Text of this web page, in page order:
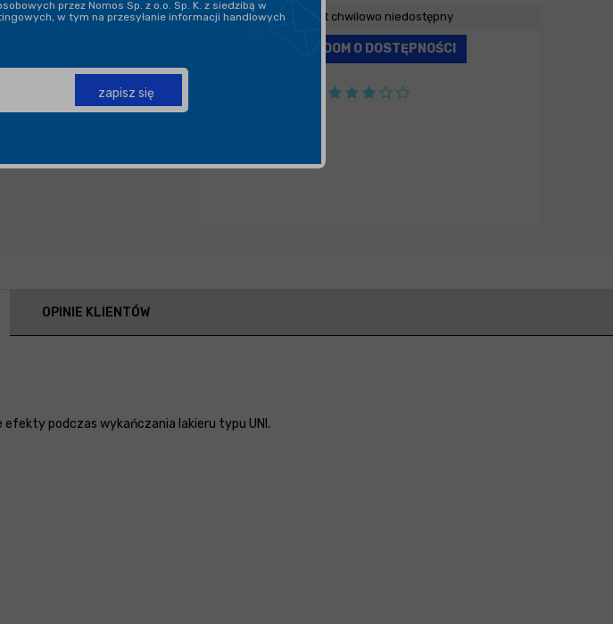
Produkt chwilowo niedostępny
POWIADOM O DOSTĘPNOŚCI
OPINIE KLIENTÓW
podczas wykańczania lakieru typu UNI.
przez Nomos Sp. z o.o. Sp. K. z siedzibą w
w tym na przesyłanie informacji handlowych
zapisz się